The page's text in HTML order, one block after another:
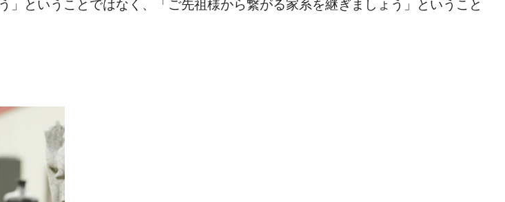
」ということではなく、「ご先祖様から繋がる家系を継ぎましょう」ということ